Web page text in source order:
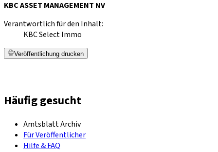
KBC ASSET MANAGEMENT NV
Verantwortlich für den Inhalt:
KBC Select Immo
Veröffentlichung drucken
Häufig gesucht
Amtsblatt Archiv
Für Veröffentlicher
Hilfe & FAQ